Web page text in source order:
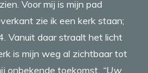
Voor mij is mijn pad
zie ik een kerk staan;
Vanuit daar straalt het licht
is mijn weg al zichtbaar tot
onbekende toekomst. “Uw